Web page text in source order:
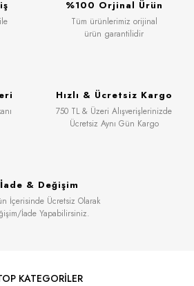
%100 Orjinal Ürün
Tüm ürünlerimiz orijinal
ürün garantilidir
Hızlı & Ücretsiz Kargo
750 TL & Üzeri Alışverişlerinizde
Ücretsiz Aynı Gün Kargo
İade & Değişim
İçerisinde Ücretsiz Olarak
İade Yapabilirsiniz.
KATEGORİLER